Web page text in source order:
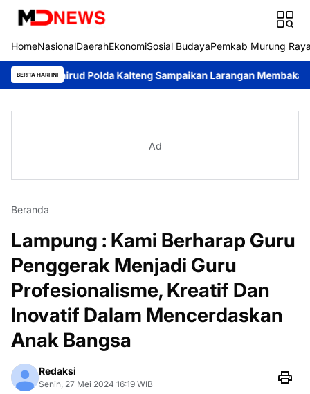
HomeNasionalDaerahEkonomiSosial BudayaPemkab Murung
BERITA HARI INI
Polda Kalteng Sampaikan Larangan Membakar Hutan dan
Ad
Beranda
Lampung : Kami Berharap Guru
Penggerak Menjadi Guru
Profesionalisme, Kreatif Dan
Inovatif Dalam Mencerdaskan
Anak Bangsa
Redaksi
Senin, 27 Mei 2024 16:19 WIB